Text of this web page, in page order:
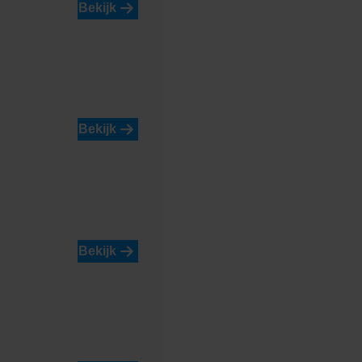
Saffron/Orange
Bekijk
Bekijk
Bekijk